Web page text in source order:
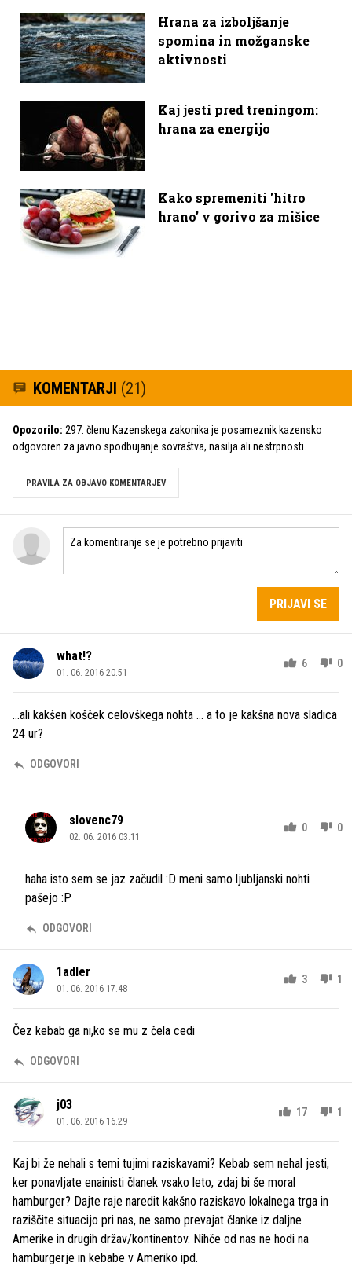
Hrana za izboljšanje
spomina in možganske
aktivnosti
Kaj jesti pred treningom:
hrana za energijo
Kako spremeniti 'hitro
hrano' v gorivo za mišice
KOMENTARJI (21)
Opozorilo: 297. členu Kazenskega zakonika je posameznik kazensko
odgovoren za javno spodbujanje sovraštva, nasilja ali nestrpnosti.
PRAVILA ZA OBJAVO KOMENTARJEV
PRIJAVI SE
what!?
01. 06. 2016 20.51
6 0
...ali kakšen košček celovškega nohta ... a to je kakšna nova sladica
24 ur?
ODGOVORI
slovenc79
02. 06. 2016 03.11
0 0
haha isto sem se jaz začudil :D meni samo ljubljanski nohti
pašejo :P
ODGOVORI
1adler
01. 06. 2016 17.48
3 1
Čez kebab ga ni,ko se mu z čela cedi
ODGOVORI
j03
01. 06. 2016 16.29
17 1
Kaj bi že nehali s temi tujimi raziskavami? Kebab sem nehal jesti,
ker ponavljate enainisti članek vsako leto, zdaj bi še moral
hamburger? Dajte raje naredit kakšno raziskavo lokalnega trga in
raziščite situacijo pri nas, ne samo prevajat članke iz daljne
Amerike in drugih držav/kontinentov. Nihče od nas ne hodi na
hamburgerje in kebabe v Ameriko ipd.